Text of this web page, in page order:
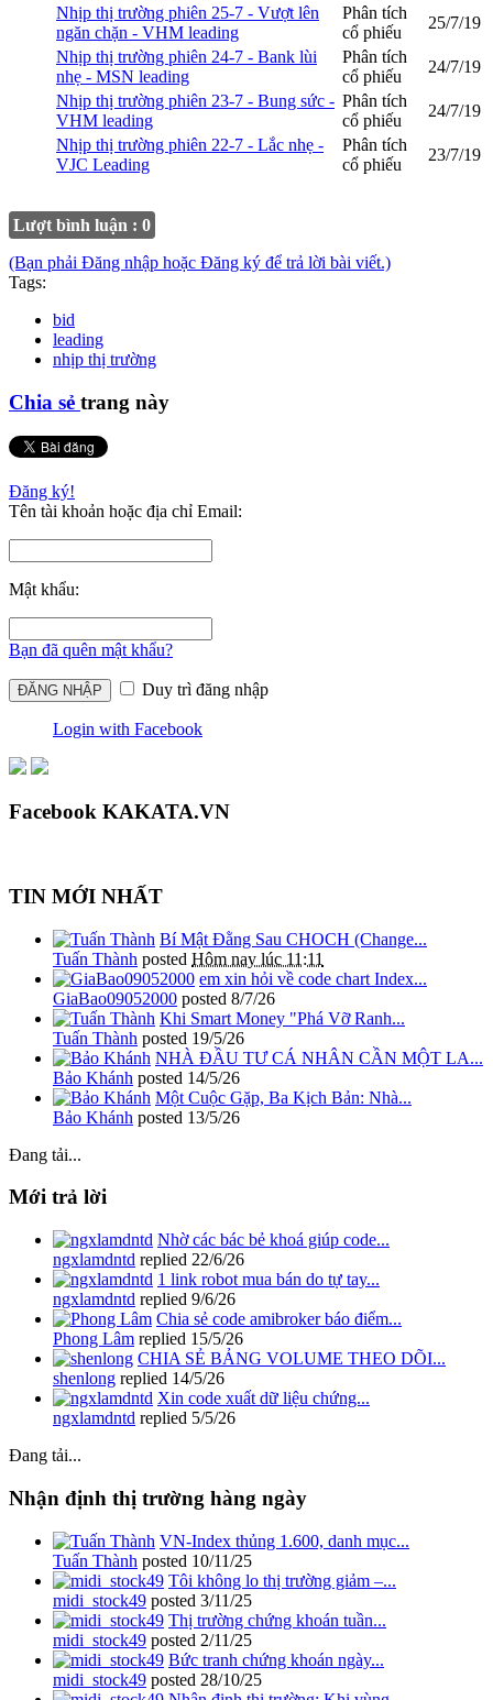
Nhịp thị trường phiên 25-7 - Vượt lên
ngăn chặn - VHM leading
Phân tích
cổ phiếu
25/7/19
Nhịp thị trường phiên 24-7 - Bank lùi
nhẹ - MSN leading
Phân tích
cổ phiếu
24/7/19
Nhịp thị trường phiên 23-7 - Bung sức -
VHM leading
Phân tích
cổ phiếu
24/7/19
Nhịp thị trường phiên 22-7 - Lắc nhẹ -
VJC Leading
Phân tích
cổ phiếu
23/7/19
Lượt bình luận : 0
(Bạn phải Đăng nhập hoặc Đăng ký để trả lời bài viết.)
Tags:
bid
leading
nhịp thị trường
Chia sẻ trang này
Đăng ký!
Tên tài khoản hoặc địa chỉ Email:
Mật khẩu:
Bạn đã quên mật khẩu?
Duy trì đăng nhập
Login with Facebook
Facebook KAKATA.VN
TIN MỚI NHẤT
Bí Mật Đằng Sau CHOCH (Change...
Tuấn Thành posted Hôm nay lúc 11:11
em xin hỏi về code chart Index...
GiaBao09052000 posted 8/7/26
Khi Smart Money "Phá Vỡ Ranh...
Tuấn Thành posted 19/5/26
NHÀ ĐẦU TƯ CÁ NHÂN CẦN MỘT LA...
Bảo Khánh posted 14/5/26
Một Cuộc Gặp, Ba Kịch Bản: Nhà...
Bảo Khánh posted 13/5/26
Đang tải...
Mới trả lời
Nhờ các bác bẻ khoá giúp code...
ngxlamdntd replied 22/6/26
1 link robot mua bán do tự tay...
ngxlamdntd replied 9/6/26
Chia sẻ code amibroker báo điểm...
Phong Lâm replied 15/5/26
CHIA SẺ BẢNG VOLUME THEO DÕI...
shenlong replied 14/5/26
Xin code xuất dữ liệu chứng...
ngxlamdntd replied 5/5/26
Đang tải...
Nhận định thị trường hàng ngày
VN-Index thủng 1.600, danh mục...
Tuấn Thành posted 10/11/25
Tôi không lo thị trường giảm –...
midi_stock49 posted 3/11/25
Thị trường chứng khoán tuần...
midi_stock49 posted 2/11/25
Bức tranh chứng khoán ngày...
midi_stock49 posted 28/10/25